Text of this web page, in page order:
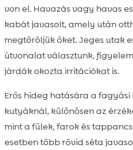
von el. Havazás vagy havas
kabát javasolt, amely után
megtöröljük őket. Jeges utak
útvonalat választunk,
járdák okozta irritációkat is.
Erős hideg hatására a
kutyáknál, különösen az
mint a fülek, farok és
esetben több rövid séta